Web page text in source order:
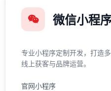
微信小程
专业小程序定制开发，打造
线上获客与品牌运营。
官网小程序